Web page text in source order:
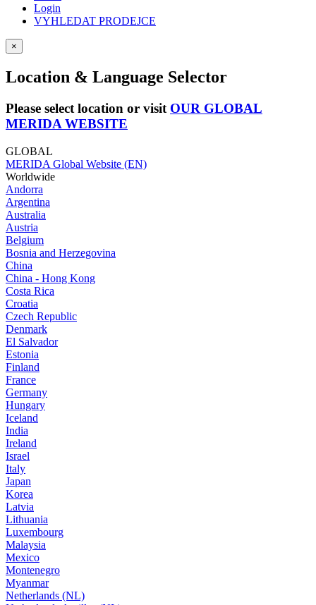
Login
VYHLEDAT PRODEJCE
×
Location & Language Selector
Please select location or visit OUR GLOBAL
MERIDA WEBSITE
GLOBAL
MERIDA Global Website (EN)
Worldwide
Andorra
Argentina
Australia
Austria
Belgium
Bosnia and Herzegovina
China
China - Hong Kong
Costa Rica
Croatia
Czech Republic
Denmark
El Salvador
Estonia
Finland
France
Germany
Hungary
Iceland
India
Ireland
Israel
Italy
Japan
Korea
Latvia
Lithuania
Luxembourg
Malaysia
Mexico
Montenegro
Myanmar
Netherlands (NL)